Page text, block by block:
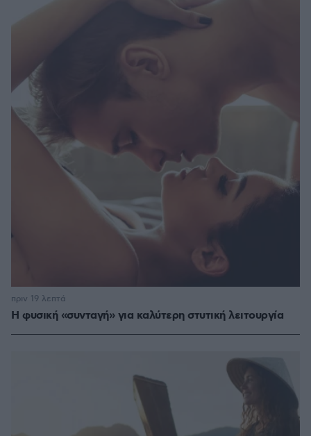
Η φυσική «συνταγή» για καλύτερη στυτική λειτουργία
πριν 19 λεπτά